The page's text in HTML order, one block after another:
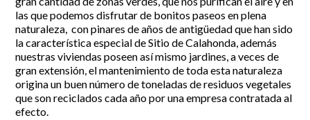
Instalaciones y ocio
Club de Golf La Siesta
Centros Comerciales
La Iglesia de San Miguel
La Ermita de Calahonda
Parque España
Parque Europa
Galería Fotográfica
Calahonda de noche
Centros comerciales
Iglesia de San Miguel
La Ermita de Calahonda
Parques de Sitio de Calahonda
Revistas
Buscar:
las que podemos disfrutar de bonitos paseos en plena
naturaleza, con pinares de años de antigüedad que han sido
la característica especial de Sitio de Calahonda, además
nuestras viviendas poseen así mismo jardines, a veces de
gran extensión, el mantenimiento de toda esta naturaleza
origina un buen número de toneladas de residuos vegetales
que son reciclados cada año por una empresa contratada al
efecto.